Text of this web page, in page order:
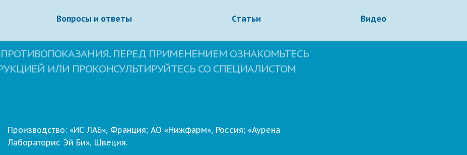
Свернуть
Вопросы и ответы Статьи Видео
ПЕРЕД ПРИМЕНЕНИЕМ ОЗНАКОМЬТЕСЬ
ИЛИ ПРОКОНСУЛЬТИРУЙТЕСЬ СО СПЕЦИАЛИСТОМ
Производство: «ИС ЛАБ», Франция; АО «Нижфарм», Россия; «Аурена
Лабораторис Эй Би», Швеция.